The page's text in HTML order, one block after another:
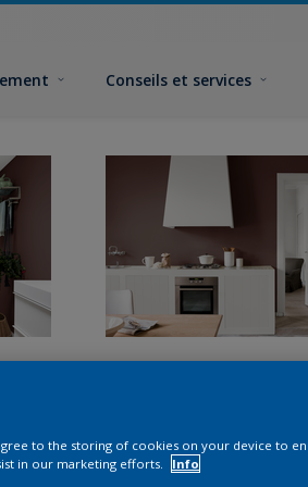
Conseils et services
to the storing of cookies on your device to
in our marketing efforts.
Info